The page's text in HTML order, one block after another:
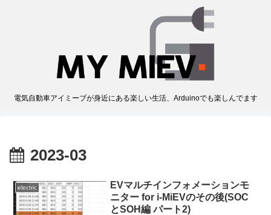
電気自動車アイミーブが身近にある楽しい生活、Arduinoでも楽しんでます
2023-03
electric
EVマルチインフォメーションモ
ニター for i-MiEVのその後(SOC
とSOH編 パート2)